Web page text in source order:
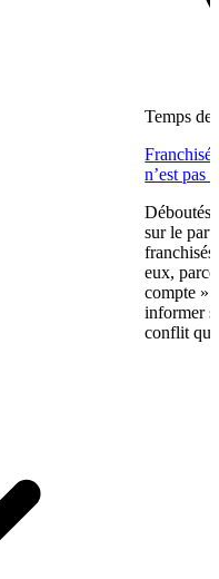
Temps de
n’est pas
Déboutés
sur le
eux,
compte »
informer
conflit qui